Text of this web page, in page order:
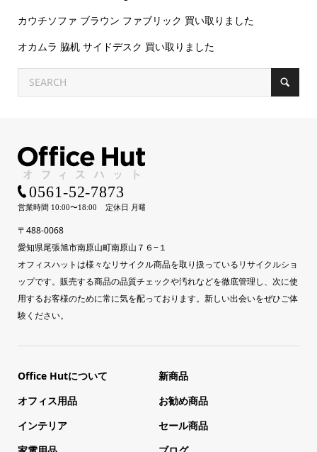
カウチソファ ブラウン ファブリック 買い取りました
オカムラ 脇机 サイドデスク 買い取りました
〒488-0068
愛知県尾張旭市南原山町南原山７６−１
オフィスハットは様々なリサイクル商品を取り扱っているリサイクルショ
ップです。販売する商品の品質チェックや汚れなどを徹底管理し、次に使
用するお客様のために常に気を配っております。新しい出会いをぜひご体
験ください。
Office Hutについて
オフィス用品
インテリア
新商品
お勧め商品
セール商品